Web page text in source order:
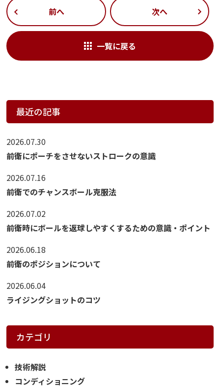
前へ
一覧に戻る
次へ
最近の記事
2026.07.30
前衛にポーチをさせないストロークの意識
2026.07.16
前衛でのチャンスボール克服法
2026.07.02
前衛時にボールを返球しやすくするための意識・ポイント
2026.06.18
前衛のポジションについて
2026.06.04
ライジングショットのコツ
カテゴリ
技術解説
コンディショニング